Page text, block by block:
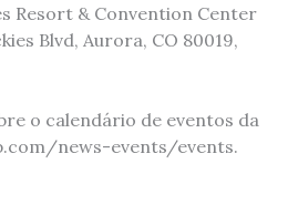
Resort & Convention Center
Blvd, Aurora, CO 80019,
o calendário de eventos da
news-events/events.